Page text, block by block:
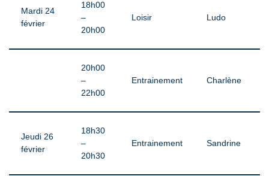
Mardi 24
février
18h00
–
20h00
Loisir Ludo
20h00
–
22h00
Entrainement Charlène
Jeudi 26
février
18h30
–
20h30
Entrainement Sandrine